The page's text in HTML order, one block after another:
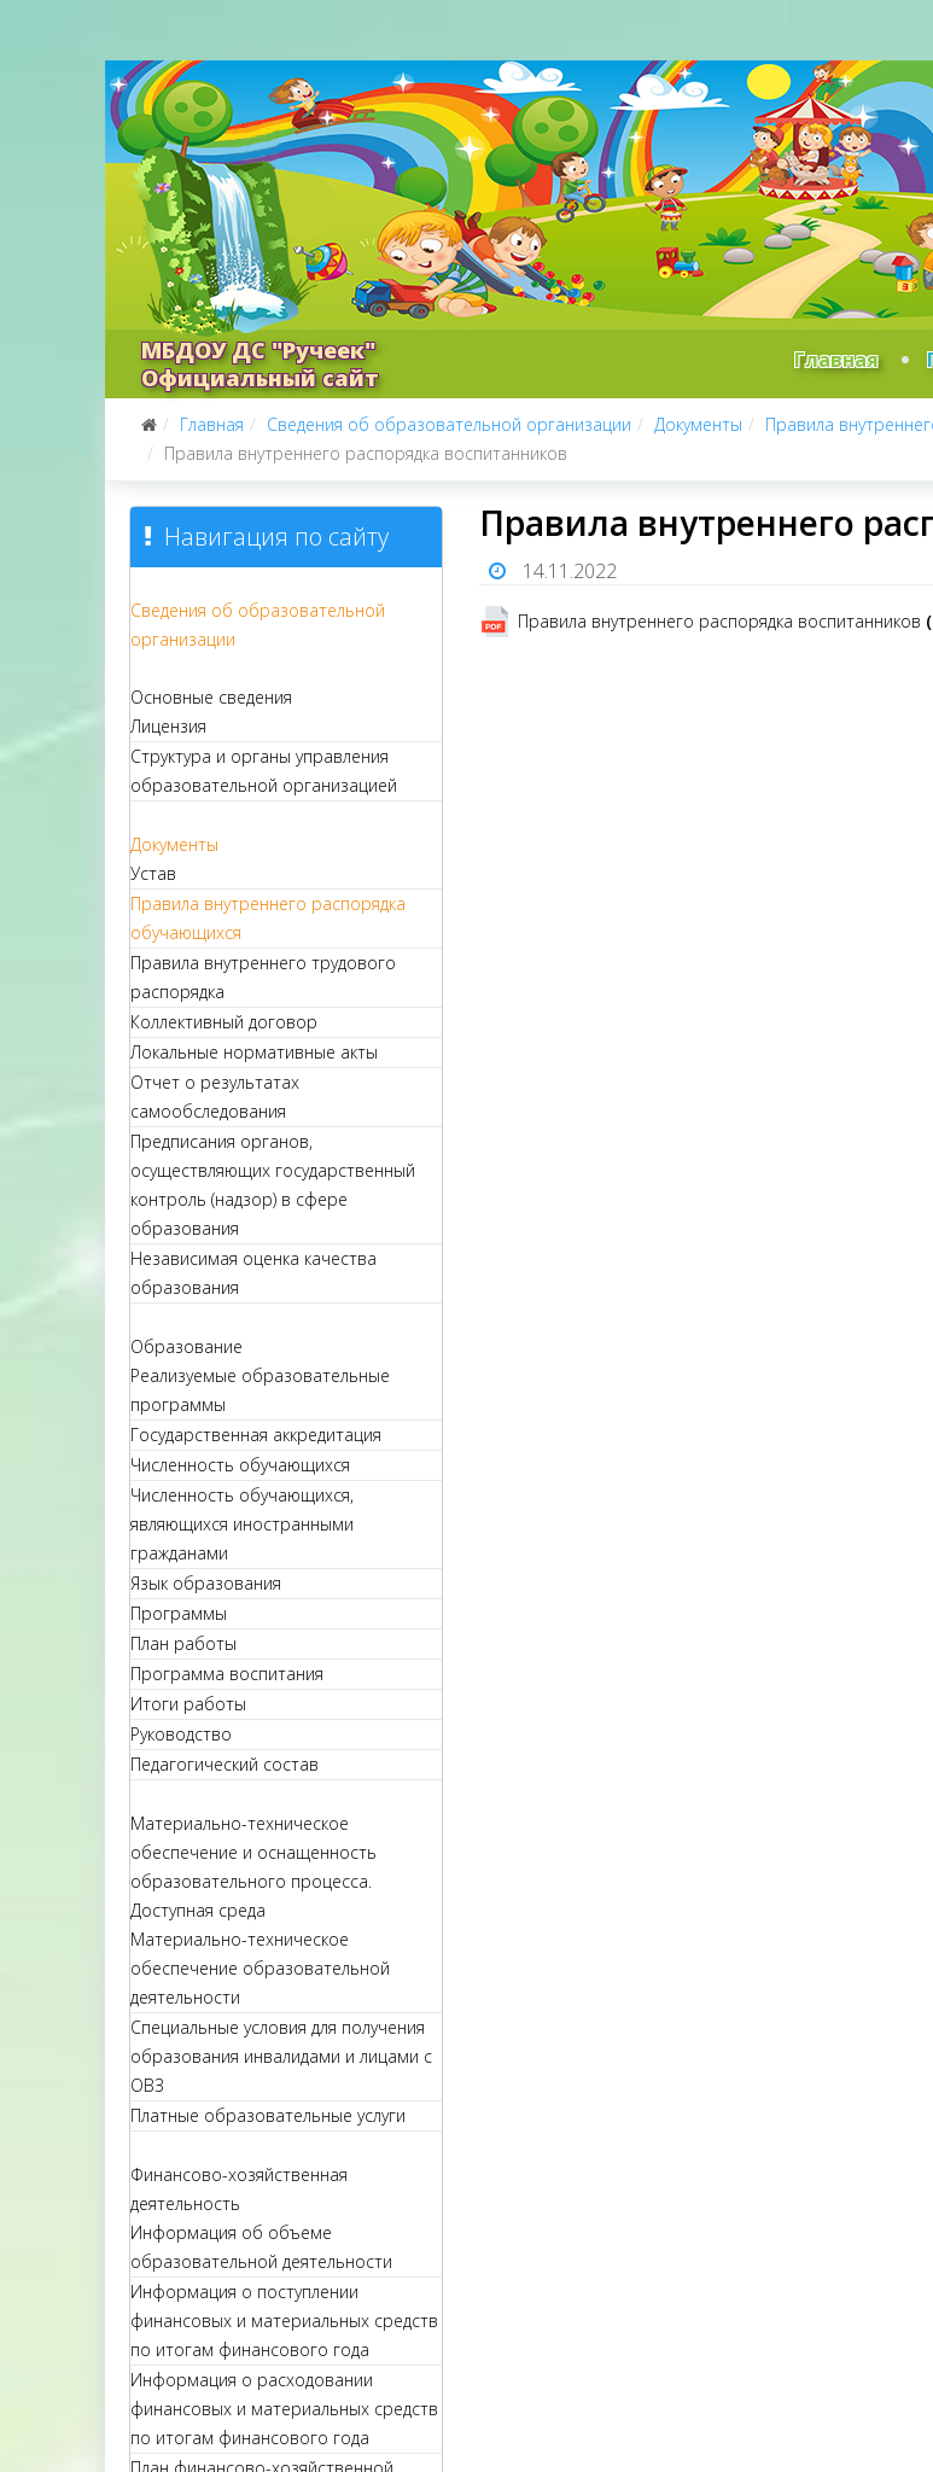
МБДОУ ДС "Ручеек"
Официальный сайт
Главная
Главная Сведения об образовательной организации Документы
Правила
Правила внутреннего распорядка воспитанников
Навигация по сайту
Сведения об образовательной
организации
Основные сведения
Лицензия
Структура и органы управления
образовательной организацией
Документы
Устав
Правила внутреннего распорядка
обучающихся
Правила внутреннего трудового
распорядка
Коллективный договор
Локальные нормативные акты
Отчет о результатах
самообследования
Предписания органов,
осуществляющих государственный
контроль (надзор) в сфере
образования
Независимая оценка качества
образования
Образование
Реализуемые образовательные
программы
Государственная аккредитация
Численность обучающихся
Численность обучающихся,
являющихся иностранными
гражданами
Язык образования
Программы
План работы
Программа воспитания
Итоги работы
Руководство
Педагогический состав
Материально-техническое
обеспечение и оснащенность
образовательного процесса.
Доступная среда
Материально-техническое
обеспечение образовательной
деятельности
Специальные условия для получения
образования инвалидами и лицами с
ОВЗ
Платные образовательные услуги
Финансово-хозяйственная
деятельность
Информация об объеме
образовательной деятельности
Информация о поступлении
финансовых и материальных средств
по итогам финансового года
Информация о расходовании
финансовых и материальных средств
по итогам финансового года
Правила внутреннего
14.11.2022
Правила внутреннего распорядка воспитанников